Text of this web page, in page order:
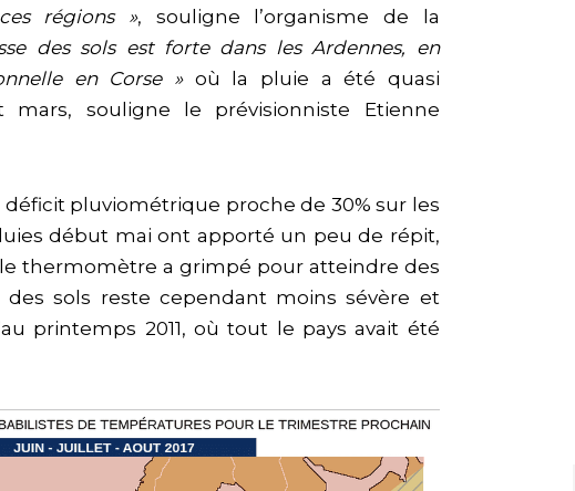
régions », souligne l’organisme de la
des sols est forte dans les Ardennes, en
en Corse »où la pluie a été quasi
mars, souligne le prévisionniste Etienne
déficit pluviométrique proche de 30% sur les
début mai ont apporté un peu de répit,
thermomètre a grimpé pour atteindre des
des sols reste cependant moins sévère et
printemps 2011, où tout le pays avait été